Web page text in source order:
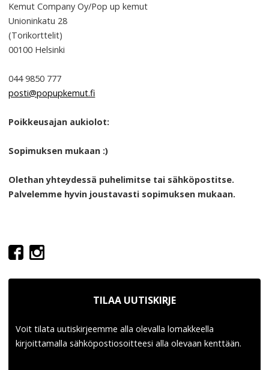
Kemut Company Oy/Pop up kemut
Unioninkatu 28
(Torikorttelit)
00100 Helsinki
044 9850 777
posti@popupkemut.fi
Poikkeusajan aukiolot:
Sopimuksen mukaan :)
Olethan yhteydessä puhelimitse tai sähköpostitse.
Palvelemme hyvin joustavasti sopimuksen mukaan.
TILAA UUTISKIRJE
Voit tilata uutiskirjeemme alla olevalla lomakkeella
kirjoittamalla sähköpostiosoitteesi alla olevaan kenttään.